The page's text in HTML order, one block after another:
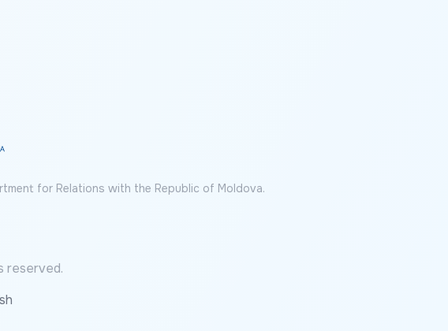
for Relations with the Republic of Moldova.
reserved.